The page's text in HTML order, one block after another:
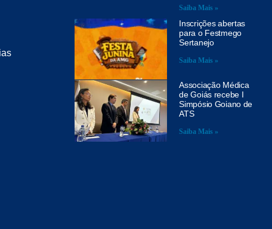
Saiba Mais »
Inscrições abertas
para o Festmego
Sertanejo
Saiba Mais »
Associação Médica
de Goiás recebe I
Simpósio Goiano de
ATS
Saiba Mais »